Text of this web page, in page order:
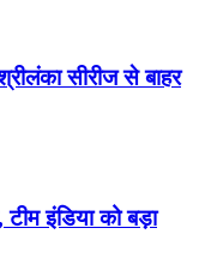
सीरीज से बाहर
इंडिया को बड़ा